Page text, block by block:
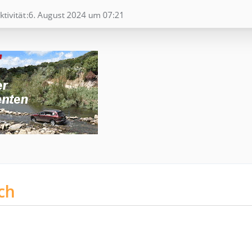
6. August 2024 um 07:21